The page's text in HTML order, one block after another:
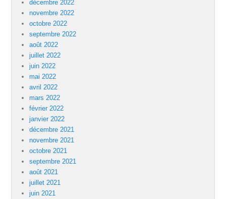
décembre 2022
novembre 2022
octobre 2022
septembre 2022
août 2022
juillet 2022
juin 2022
mai 2022
avril 2022
mars 2022
février 2022
janvier 2022
décembre 2021
novembre 2021
octobre 2021
septembre 2021
août 2021
juillet 2021
juin 2021